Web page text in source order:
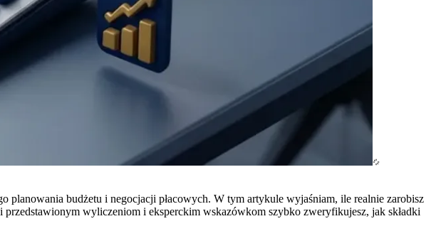
budżetu i negocjacji płacowych. W tym artykule wyjaśniam, ile realnie zarobisz
wyliczeniom i eksperckim wskazówkom szybko zweryfikujesz, jak składki